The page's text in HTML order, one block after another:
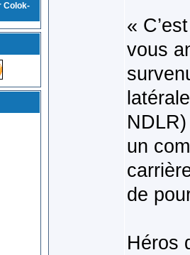
Colok-
«
vous
un
de
Héros